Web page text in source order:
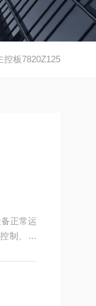
控板7820Z125
正常运
制、冷